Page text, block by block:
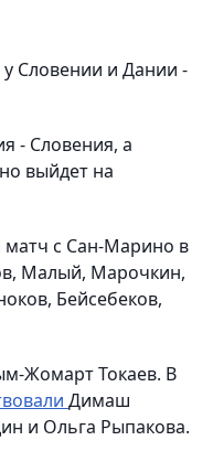
у Словении и Дании -
- Словения, а
выйдет на
матч с Сан-Марино в
Малый, Марочкин,
Бейсебеков,
Жомарт Токаев. В
Димаш
и Ольга Рыпакова.